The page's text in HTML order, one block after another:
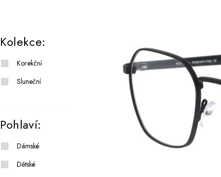
Kolekce:
Korekční
Sluneční
Pohlaví:
Dámské
Dětské